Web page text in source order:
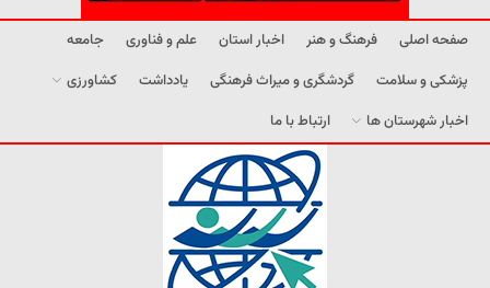
صفحه اصلی فرهنگ و هنر اخبار استان علم و فناوری
جامعه
پزشکی و سلامت
گردشگری و میراث فرهنگی یادداشت
کشاورزی
اخبار شهرستان ها
ارتباط با ما